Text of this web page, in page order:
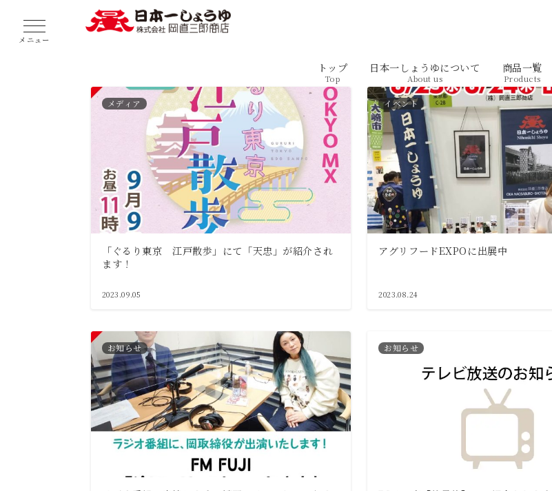
トップ
Top
日本一しょうゆについて
About us
商品一覧
Products
メディア
「ぐるり東京 江戸散歩」にて「天忠」が紹介され
ます！
2023.09.05
イベント
アグリフードEXPOに出展中
2023.08.24
お知らせ お知らせ
メニュー